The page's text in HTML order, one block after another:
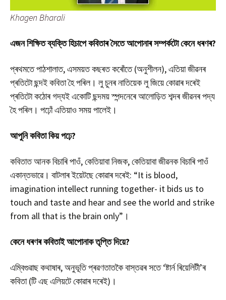
Khagen Bharali
এজনশিক্ষিতব্যক্তিহিচাপেকবিতাৰসৈতেআপোনাৰসম্পৰ্কটোকেনেধৰণৰ?
প্ৰথমতে পাঠশালাত, এসময়ত কছৰত কৰোঁতে (অনুশীলন), এতিয়া জীৱনৰ
প্ৰতিটো ছন্দই কবিতা হৈ পৰিল। লু চুনৰ নাতিয়েক লু জিয়ে কোৱাৰ দৰেই
প্ৰতিটো কঠোৰ গদ্যই একোটি ছন্দময় স্পন্দনেৰে আলোড়িত শব্দৰ জীৱনৰ পদ্য
হৈ পৰিল। পঢ়োঁ এতিয়াও সময় পালেই।
আপুনিকবিতাকিয়পঢ়ে?
কবিতাত আনক বিচাৰি পাওঁ, কেতিয়াবা নিজক, কেতিয়াবা জীৱনক বিচাৰি পাওঁ
একান্তভাৱে। বাটলাৰ ইয়েটছে কোৱাৰ দৰেই: “It is blood,
imagination intellect running together- it bids us to
touch and taste and hear and see the world and strike
from all that is the brain only”।
কেনেধৰণৰকবিতাইআপোনাকতৃপ্তিদিয়ে?
এম্বিগুৱাছ কথাষাৰ, অনুভূতি প্ৰৱণতাতকৈ বাস্তৱৰ সতে ‘ষ্টাৰ্ন ৰিয়েলিটী’ৰ
কবিতা (টি এছ এলিয়টে কোৱাৰ দৰেই)।